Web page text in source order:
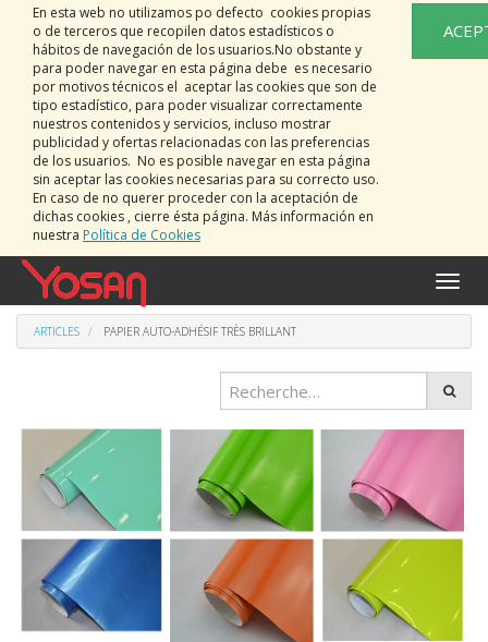
En esta web no utilizamos po defecto cookies propias
o de terceros que recopilen datos estadísticos o
hábitos de navegación de los usuarios.No obstante y
para poder navegar en esta página debe es necesario
por motivos técnicos el aceptar las cookies que son de
tipo estadístico, para poder visualizar correctamente
nuestros contenidos y servicios, incluso mostrar
publicidad y ofertas relacionadas con las preferencias
de los usuarios. No es posible navegar en esta página
sin aceptar las cookies necesarias para su correcto uso.
En caso de no querer proceder con la aceptación de
dichas cookies , cierre ésta página. Más información en
nuestra Política de Cookies
la
ARTICLES PAPIER AUTO-ADHÉSIF TRÈS BRILLANT